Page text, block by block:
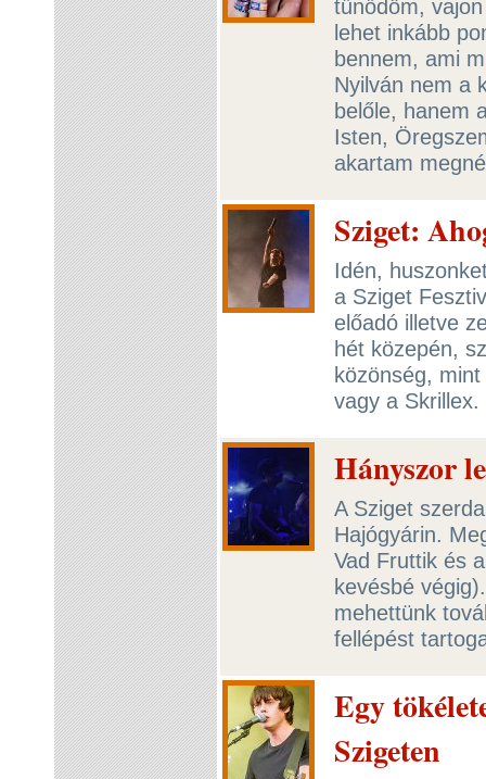
tűnődöm,
lehet inkább
bennem, ami
Nyilván nem a
belőle, hanem
Isten,
akartam
Sziget:
Idén,
a Sziget
előadó illetve
hét közepén,
közönség,
vagy a Skrillex.
Hányszor
A Sziget
Hajógyárin.
Vad Fruttik és
kevésbé
mehettünk
fellépést
Egy
Szigeten